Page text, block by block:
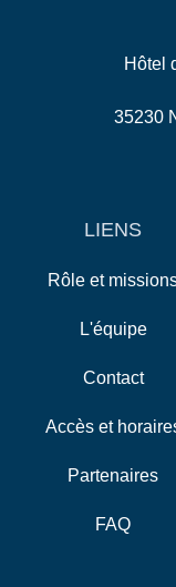
Hôtel
35230
LIENS
Rôle et
L'équipe
Contact
Accès et
Partenaires
FAQ